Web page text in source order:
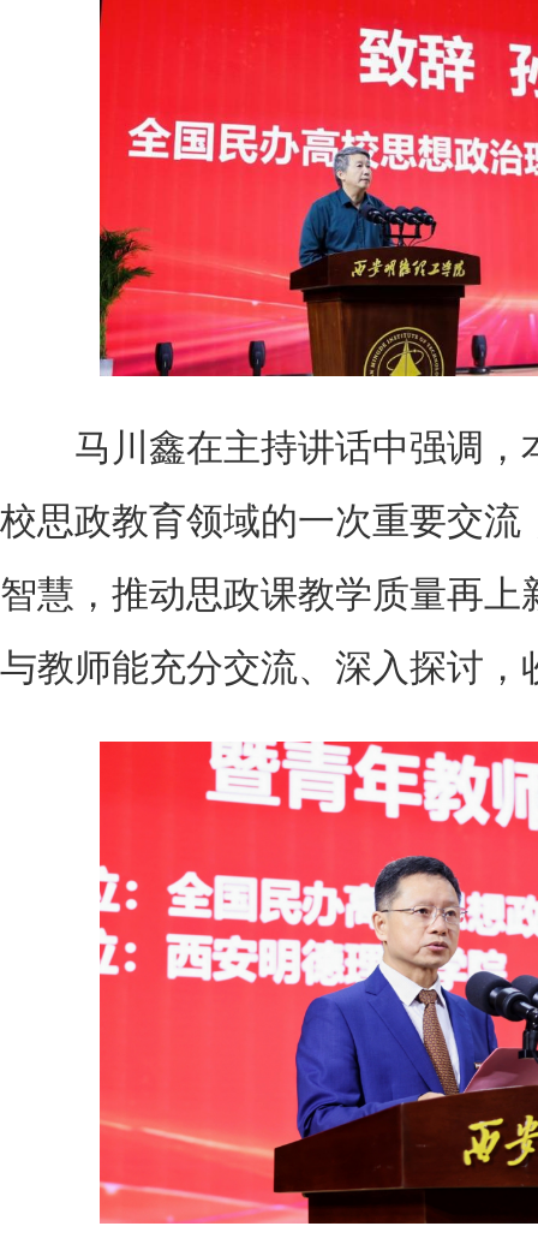
马川鑫在主持讲话中强调，
校思政教育领域的一次重要交流
智慧，推动思政课教学质量再上
与教师能充分交流、深入探讨，